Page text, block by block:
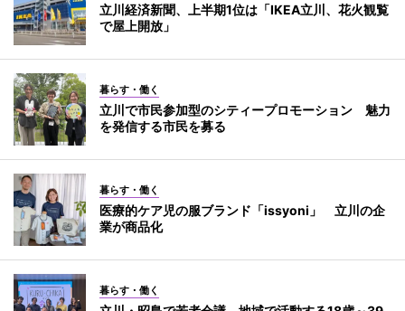
立川経済新聞、上半期1位は「IKEA立川、花火観覧
で屋上開放」
暮らす・働く
立川で市民参加型のシティープロモーション 魅力
を発信する市民を募る
暮らす・働く
医療的ケア児の服ブランド「issyoni」 立川の企
業が商品化
暮らす・働く